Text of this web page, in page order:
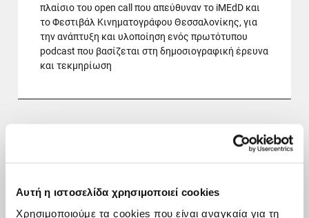
Αυτή η ιστοσελίδα χρησιμοποιεί cookies
Χρησιμοποιούμε τα cookies που είναι αναγκαία για τη
πλαίσιο του open call που απεύθυναν το iMEdD και
το Φεστιβάλ Κινηματογράφου Θεσσαλονίκης, για
την ανάπτυξη και υλοποίηση ενός πρωτότυπου
podcast που βασίζεται στη δημοσιογραφική έρευνα
και τεκμηρίωση